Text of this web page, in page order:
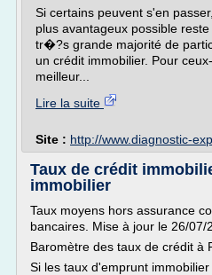
Si certains peuvent s'en
plus avantageux possible
tr�?s grande majorité de
un crédit immobilier. Pour
meilleur...
Lire la suite
Site : http://www.diagnostic-
Taux de crédit
immobilier
Taux moyens hors assurance
bancaires. Mise à jour le 26/07/
Baromètre des taux de crédit à
Si les taux d'emprunt